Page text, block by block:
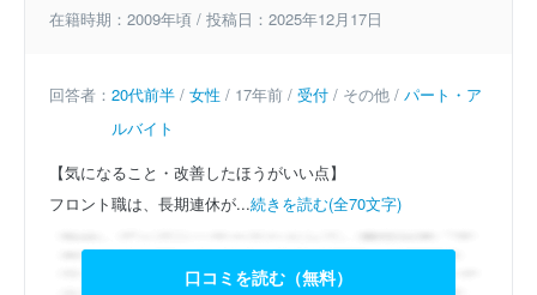
在籍時期：2009年頃 / 投稿日：2025年12月17日
回答者： 20代前半 / 女性 / 17年前 / 受付 / その他 / パート・ア
ルバイト
【気になること・改善したほうがいい点】
フロント職は、長期連休が...続きを読む(全70文字)
口コミを読む（無料）